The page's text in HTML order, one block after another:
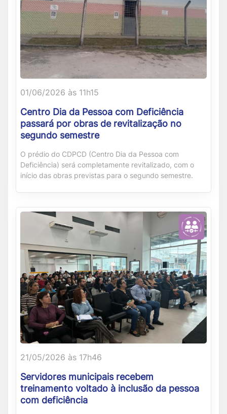
01/06/2026 às 11h15
Centro Dia da Pessoa com Deficiência
passará por obras de revitalização no
segundo semestre
O prédio do CDPCD (Centro Dia da Pessoa com
Deficiência) será completamente revitalizado, com o
início das obras previstas para o segundo semestre.
21/05/2026 às 17h46
Servidores municipais recebem
treinamento voltado à inclusão da pessoa
com deficiência